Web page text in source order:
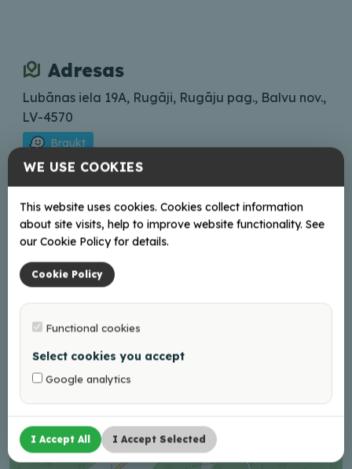
Adresas
Lubānas iela 19A, Rugāji, Rugāju pag., Balvu nov.,
LV-4570
Braukt
+
−
WE USE COOKIES
This website uses cookies. Cookies collect information
about site visits, help to improve website functionality. See
our Cookie Policy for details.
Cookie Policy
Functional cookies
Select cookies you accept
Google analytics
I Accept All I Accept Selected